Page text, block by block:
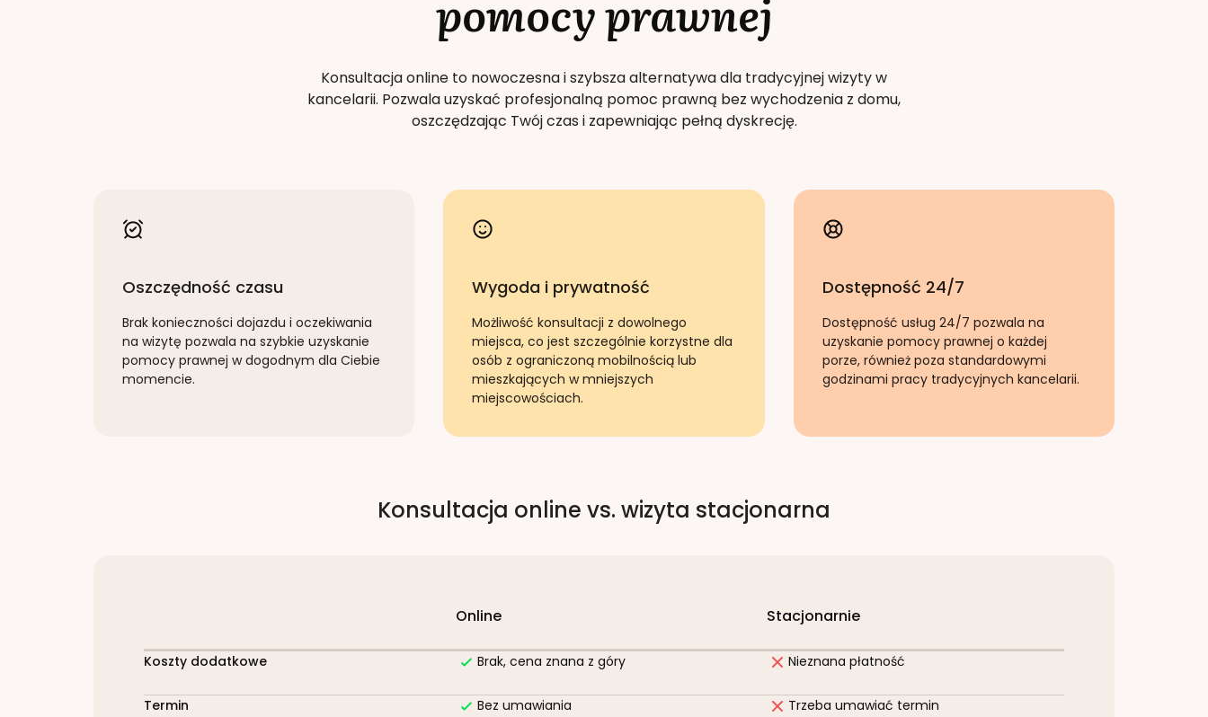
pomocy prawnej
Konsultacja online to nowoczesna i szybsza alternatywa dla tradycyjnej wizyty w
kancelarii. Pozwala uzyskać profesjonalną pomoc prawną bez wychodzenia z domu,
oszczędzając Twój czas i zapewniając pełną dyskrecję.
Oszczędność czasu
Brak konieczności dojazdu i oczekiwania
na wizytę pozwala na szybkie uzyskanie
pomocy prawnej w dogodnym dla Ciebie
momencie.
Wygoda i prywatność
Możliwość konsultacji z dowolnego
miejsca, co jest szczególnie korzystne dla
osób z ograniczoną mobilnością lub
mieszkających w mniejszych
miejscowościach.
Dostępność 24/7
Dostępność usług 24/7 pozwala na
uzyskanie pomocy prawnej o każdej
porze, również poza standardowymi
godzinami pracy tradycyjnych kancelarii.
Konsultacja online vs. wizyta stacjonarna
Online Stacjonarnie
Koszty dodatkowe Brak, cena znana z góry Nieznana płatność
Termin Bez umawiania Trzeba umawiać termin